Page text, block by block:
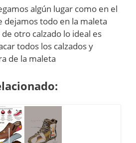
algún lugar como en el
dejamos todo en la maleta
otro calzado lo ideal es
todos los calzados y
de la maleta